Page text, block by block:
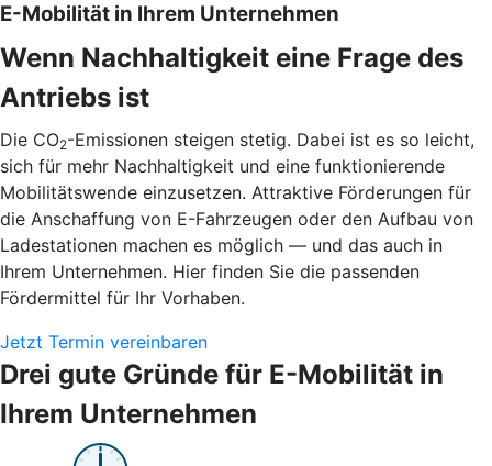
E-Mobilität in Ihrem Unternehmen
Wenn Nachhaltigkeit eine Frage des
Antriebs ist
Die CO2-Emissionen steigen stetig. Dabei ist es so leicht,
sich für mehr Nachhaltigkeit und eine funktionierende
Mobilitätswende einzusetzen. Attraktive Förderungen für
die Anschaffung von E-Fahrzeugen oder den Aufbau von
Ladestationen machen es möglich — und das auch in
Ihrem Unternehmen. Hier finden Sie die passenden
Fördermittel für Ihr Vorhaben.
Jetzt Termin vereinbaren
Drei gute Gründe für E-Mobilität in
Ihrem Unternehmen